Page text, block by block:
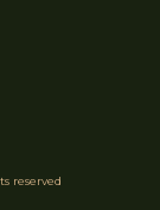
reserved